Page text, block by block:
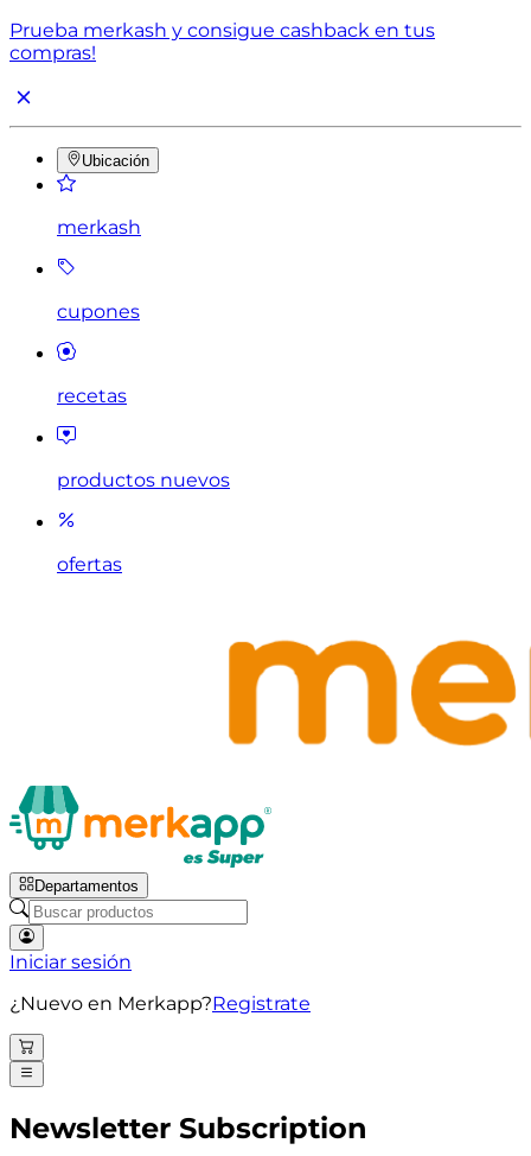
Prueba merkash y consigue cashback en tus
compras!
Ubicación
merkash
cupones
recetas
productos nuevos
ofertas
Departamentos
Iniciar sesión
¿Nuevo en Merkapp?Registrate
Newsletter Subscription